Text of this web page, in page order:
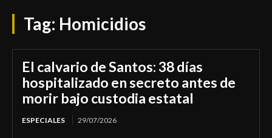
Tag: Homicidios
El calvario de Santos: 38 días
hospitalizado en secreto antes de
morir bajo custodia estatal
ESPECIALES 29/07/2026